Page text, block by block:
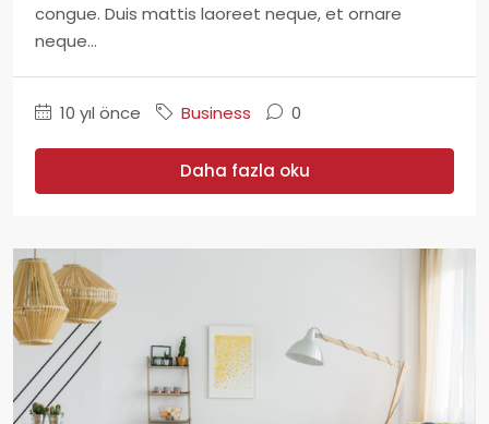
congue. Duis mattis laoreet neque, et ornare
neque...
10 yıl önce Business 0
Daha fazla oku